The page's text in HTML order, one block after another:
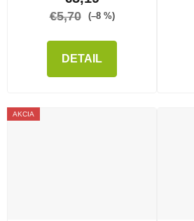
€5,70 (–8 %)
DETAIL
AKCIA